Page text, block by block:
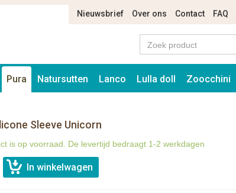
Nieuwsbrief Over ons Contact FAQ
Pura Natursutten Lanco Lulla doll Zoocchini
Sleeve Unicorn
is op voorraad. De levertijd bedraagt 1-2 werkdagen